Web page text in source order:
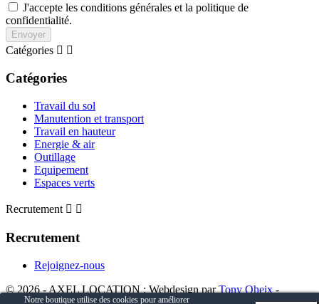
Notre boutique utilise des cookies pour améliorer
J'accepte les conditions générales et la politique de
confidentialité.
Envoyer
Catégories  
Catégories
Travail du sol
Manutention et transport
Travail en hauteur
Energie & air
Outillage
Equipement
Espaces verts
Recrutement  
Recrutement
Rejoignez-nous
© 2026 - AXEL LOCATION : Webdesign parTony Oheix-